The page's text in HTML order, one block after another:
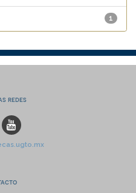
1
redes